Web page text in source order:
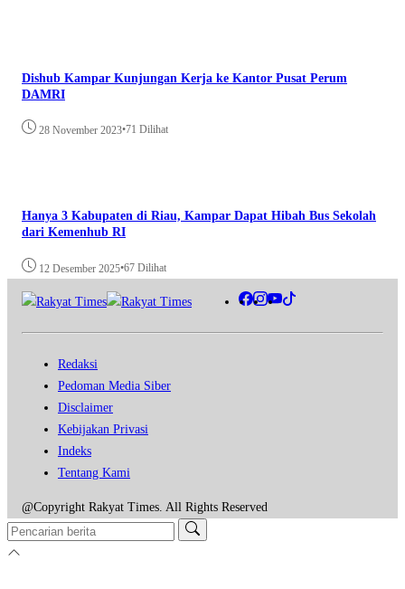
Dishub Kampar Kunjungan Kerja ke Kantor Pusat Perum
DAMRI
28 November 2023•71 Dilihat
Hanya 3 Kabupaten di Riau, Kampar Dapat Hibah Bus Sekolah
dari Kemenhub RI
12 Desember 2025•67 Dilihat
Redaksi
Pedoman Media Siber
Disclaimer
Kebijakan Privasi
Indeks
Tentang Kami
@Copyright Rakyat Times. All Rights Reserved